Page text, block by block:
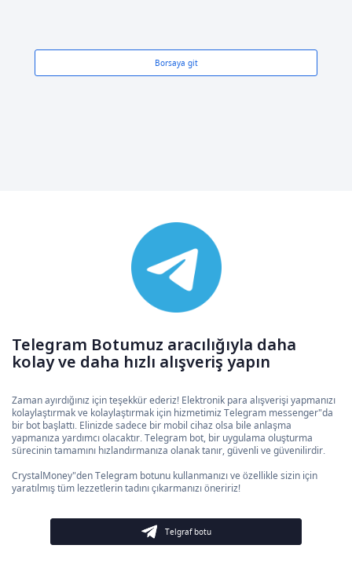
Borsaya git
Telegram Botumuz aracılığıyla daha
kolay ve daha hızlı alışveriş yapın
Zaman ayırdığınız için teşekkür ederiz! Elektronik para alışverişi yapmanızı
kolaylaştırmak ve kolaylaştırmak için hizmetimiz Telegram messenger"da
bir bot başlattı. Elinizde sadece bir mobil cihaz olsa bile anlaşma
yapmanıza yardımcı olacaktır. Telegram bot, bir uygulama oluşturma
sürecinin tamamını hızlandırmanıza olanak tanır, güvenli ve güvenilirdir.
CrystalMoney"den Telegram botunu kullanmanızı ve özellikle sizin için
yaratılmış tüm lezzetlerin tadını çıkarmanızı öneririz!
Telgraf botu